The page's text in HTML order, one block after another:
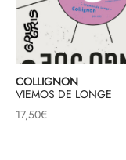
COLLIGNON
VIEMOS DE LONGE
17,50€